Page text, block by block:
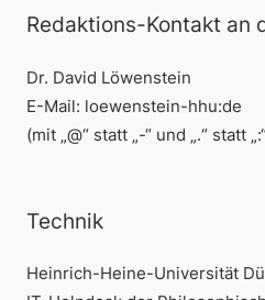
Redaktions-Kontakt an
Dr. David Löwenstein
E-Mail: loewenstein-hhu:de
(mit „@“ statt „-“ und „.“ statt
Technik
Heinrich-Heine-Universität